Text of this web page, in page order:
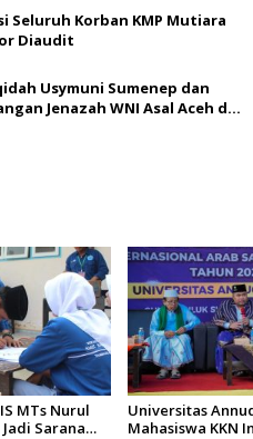
Seluruh Korban KMP Mutiara
Diaudit
Usymuni Sumenep dan
Jenazah WNI Asal Aceh di
MTs Nurul
Sarana
Universitas
Mahasiswa KKN